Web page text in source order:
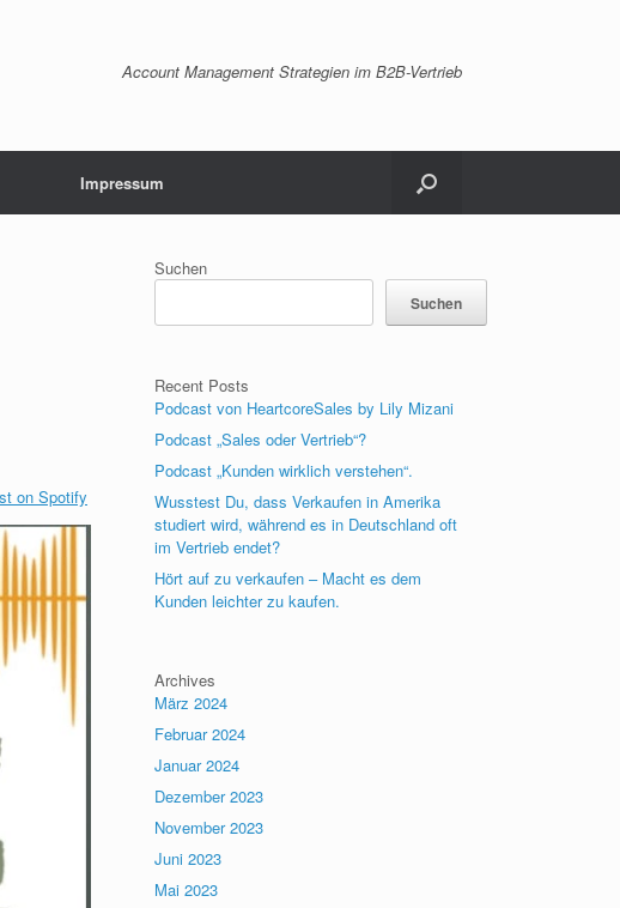
Account Management Strategien im B2B-Vertrieb
Impressum
on Spotify
Suchen
Suchen
Recent Posts
Podcast von HeartcoreSales by Lily Mizani
Podcast „Sales oder Vertrieb“?
Podcast „Kunden wirklich verstehen“.
Wusstest Du, dass Verkaufen in Amerika
studiert wird, während es in Deutschland oft
im Vertrieb endet?
Hört auf zu verkaufen – Macht es dem
Kunden leichter zu kaufen.
Archives
März 2024
Februar 2024
Januar 2024
Dezember 2023
November 2023
Juni 2023
Mai 2023